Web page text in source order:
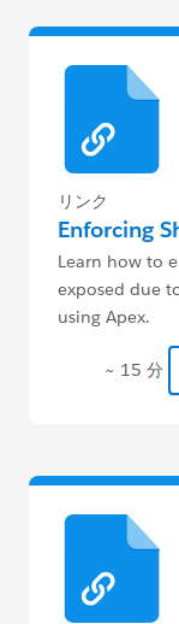
リンク
Enforcing
Learn how to
exposed due
using Apex.
~ 15 分